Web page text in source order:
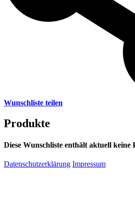
Wunschliste teilen
Produkte
Diese Wunschliste enthält aktuell keine
Datenschutzerklärung Impressum